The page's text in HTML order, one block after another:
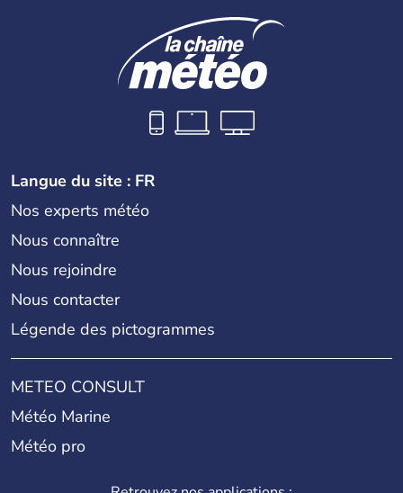
Langue du site : FR
Nos experts météo
Nous connaître
Nous rejoindre
Nous contacter
Légende des pictogrammes
METEO CONSULT
Météo Marine
Météo pro